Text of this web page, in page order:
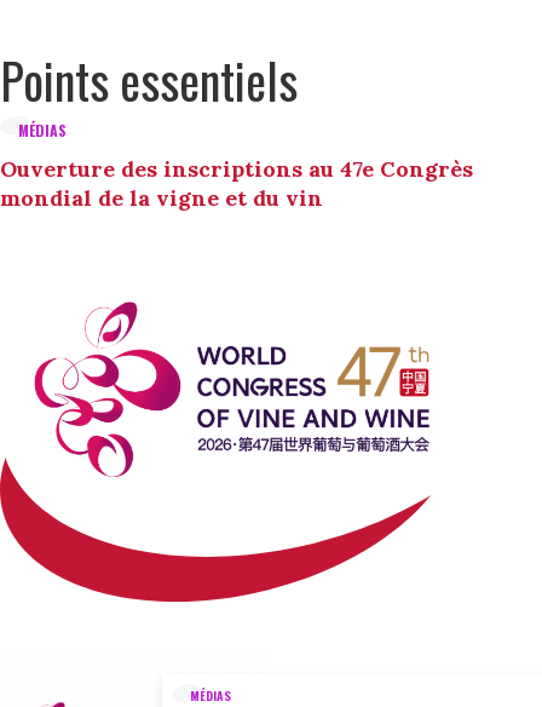
Points essentiels
MÉDIAS
Ouverture des inscriptions au 47e Congrès
mondial de la vigne et du vin
MÉDIAS